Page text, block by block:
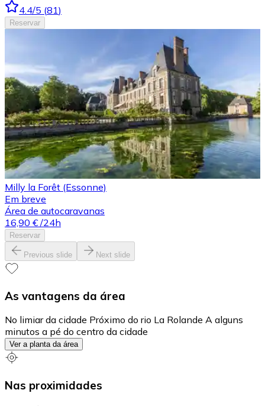
4.4/5 (81)
Reservar
Milly la Forêt (Essonne)
Em breve
Área de autocaravanas
16,90 € /24h
Reservar
Previous slide Next slide
As vantagens da área
No limiar da cidade Próximo do rio La Rolande A alguns
minutos a pé do centro da cidade
Ver a planta da área
Nas proximidades